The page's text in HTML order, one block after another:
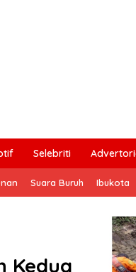
Selebriti
Suara Buruh Ibukota
Kedua